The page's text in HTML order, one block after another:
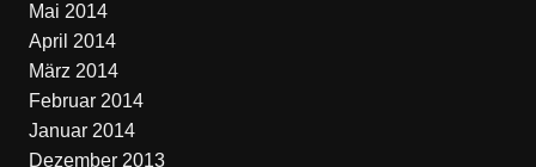
Mai 2014
April 2014
März 2014
Februar 2014
Januar 2014
Dezember 2013